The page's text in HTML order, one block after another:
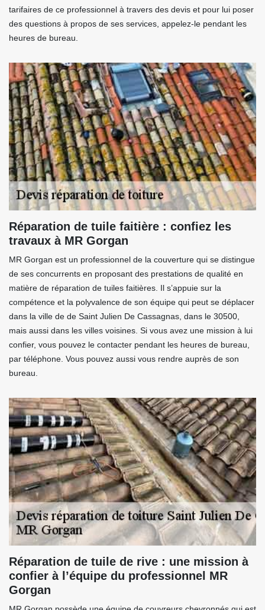
tarifaires de ce professionnel à travers des devis et pour lui poser
des questions à propos de ses services, appelez-le pendant les
heures de bureau.
Réparation de tuile faitière : confiez les
travaux à MR Gorgan
MR Gorgan est un professionnel de la couverture qui se distingue
de ses concurrents en proposant des prestations de qualité en
matière de réparation de tuiles faitières. Il s’appuie sur la
compétence et la polyvalence de son équipe qui peut se déplacer
dans la ville de de Saint Julien De Cassagnas, dans le 30500,
mais aussi dans les villes voisines. Si vous avez une mission à lui
confier, vous pouvez le contacter pendant les heures de bureau,
par téléphone. Vous pouvez aussi vous rendre auprès de son
bureau.
Réparation de tuile de rive : une mission à
confier à l’équipe du professionnel MR
Gorgan